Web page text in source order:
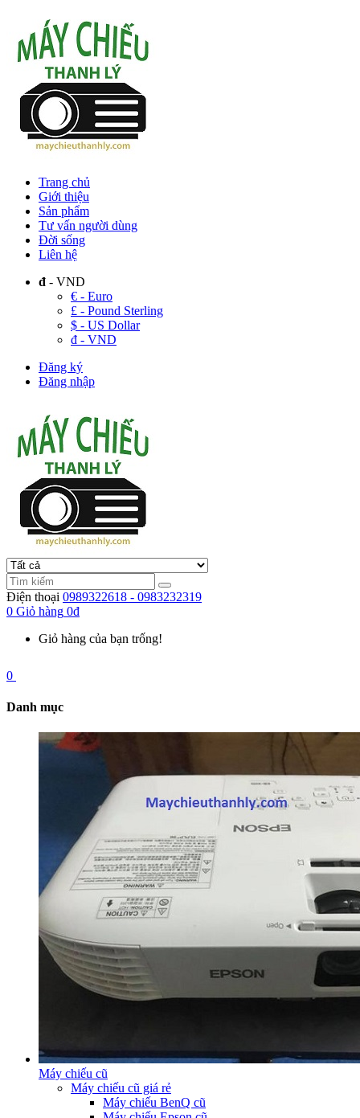
Trang chủ
Giới thiệu
Sản phẩm
Tư vấn người dùng
Đời sống
Liên hệ
đ - VND
€ - Euro
£ - Pound Sterling
$ - US Dollar
đ - VND
Đăng ký
Đăng nhập
Điện thoại 0989322618 - 0983232319
0 Giỏ hàng 0đ
Giỏ hàng của bạn trống!
0
Danh mục
Máy chiếu cũ
Máy chiếu cũ giá rẻ
Máy chiếu BenQ cũ